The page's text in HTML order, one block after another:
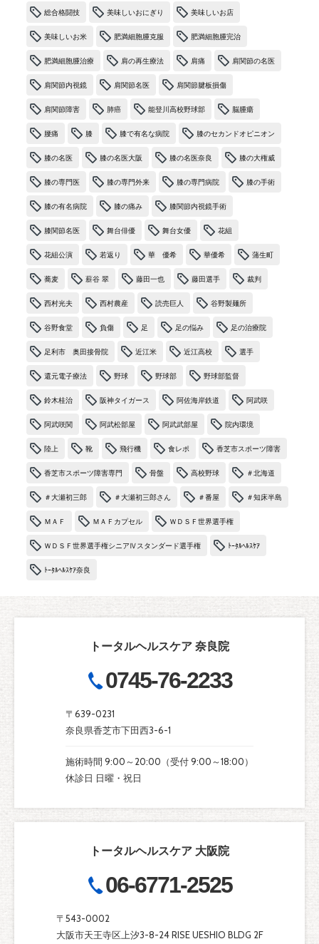
総合格闘技 美味しいおにぎり 美味しいお店
美味しいお米 肥満細胞腫克服 肥満細胞腫完治
肥満細胞腫治療 肩の再生療法 肩痛 肩関節の名医
肩関節内視鏡 肩関節名医 肩関節腱板損傷
肩関節障害 肺癌 能登川高校野球部 脳腫瘍
腰痛 膝 膝で有名な病院 膝のセカンドオピニオン
膝の名医 膝の名医大阪 膝の名医奈良 膝の大権威
膝の専門医 膝の専門外来 膝の専門病院 膝の手術
膝の有名病院 膝の痛み 膝関節内視鏡手術
膝関節名医 舞台俳優 舞台女優 花組
花組公演 若返り 華 優希 華優希 蒲生町
蕎麦 薪谷 翠 藤田一也 藤田選手 裁判
西村光夫 西村農産 読売巨人 谷野製麺所
谷野食堂 負傷 足 足の悩み 足の治療院
足利市 奥田接骨院 近江米 近江高校 選手
還元電子療法 野球 野球部 野球部監督
鈴木桂治 阪神タイガース 阿佐海岸鉄道 阿武咲
阿武咲関 阿武松部屋 阿武武部屋 院内環境
陸上 靴 飛行機 食レポ 香芝市スポーツ障害
香芝市スポーツ障害専門 骨盤 高校野球 ＃北海道
＃大瀬初三郎 ＃大瀬初三郎さん ＃番屋 ＃知床半島
ＭＡＦ ＭＡＦカプセル ＷＤＳＦ世界選手権
ＷＤＳＦ世界選手権シニアⅣスタンダード選手権 ﾄｰﾀﾙﾍﾙｽｹｱ
ﾄｰﾀﾙﾍﾙｽｹｱ奈良
トータルヘルスケア 奈良院
0745-76-2233
〒639-0231
奈良県香芝市下田西3-6-1
施術時間 9:00～20:00（受付 9:00～18:00）
休診日 日曜・祝日
トータルヘルスケア 大阪院
06-6771-2525
〒543-0002
大阪市天王寺区上汐3-8-24 RISE UESHIO BLDG 2F